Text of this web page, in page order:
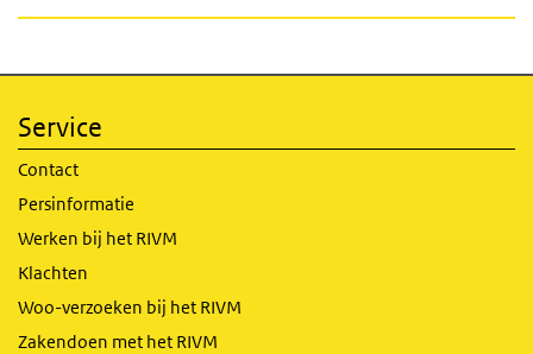
Service
Contact
Persinformatie
Werken bij het RIVM
Klachten
Woo-verzoeken bij het RIVM
Zakendoen met het RIVM